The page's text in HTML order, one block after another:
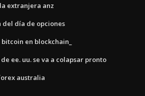
extranjera anz
del día de opciones
en blockchain_
ee. uu. se va a colapsar pronto
australia